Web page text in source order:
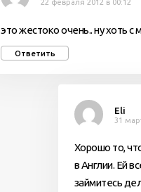
22 февраля 2012 в 00:12
это жестоко очень.. ну хоть с
Ответить
Eli
31
Хорошо то,
в Англии. Ей
займитесь